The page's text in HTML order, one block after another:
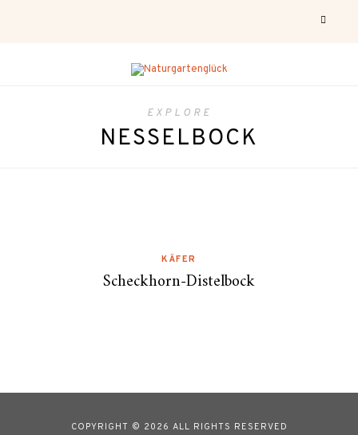
EXPLORE
NESSELBOCK
KÄFER
Scheckhorn-Distelbock
COPYRIGHT © 2026 ALL RIGHTS RESERVED